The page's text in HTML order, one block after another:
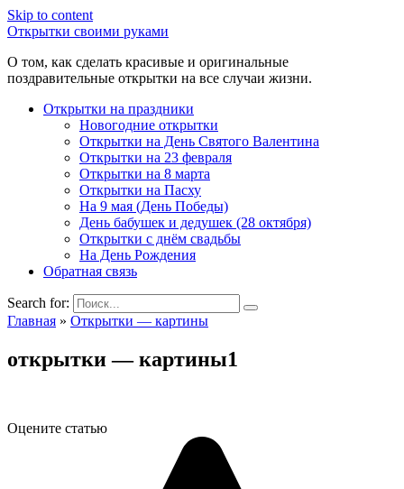
Skip to content
Открытки своими руками
О том, как сделать красивые и оригинальные
поздравительные открытки на все случаи жизни.
Открытки на праздники
Новогодние открытки
Открытки на День Святого Валентина
Открытки на 23 февраля
Открытки на 8 марта
Открытки на Пасху
На 9 мая (День Победы)
День бабушек и дедушек (28 октября)
Открытки с днём свадьбы
На День Рождения
Обратная связь
Search for:
Главная » Открытки — картины
открытки — картины1
Оцените статью